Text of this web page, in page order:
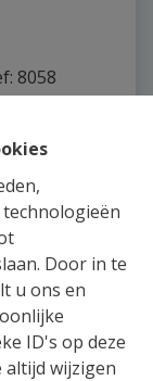
Door in te
u ons en
ID's op deze
altijd wijzigen
: 8058